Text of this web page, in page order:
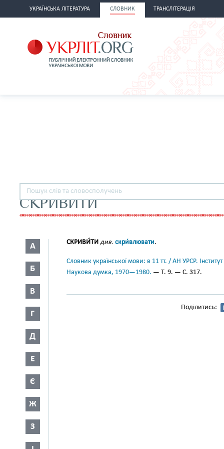
УКРАЇНСЬКА ЛІТЕРАТУРА СЛОВНИК ТРАНСЛІТЕРАЦІЯ
СКРИВИТИ
А
Б
В
Г
Д
Е
Є
Ж
З
СКРИВИ́ТИ див. скри́влювати.
Словник української мови: в 11 тт. / АН УРСР.
Наукова думка, 1970—1980. — Т. 9. — С. 317.
Поділитись: